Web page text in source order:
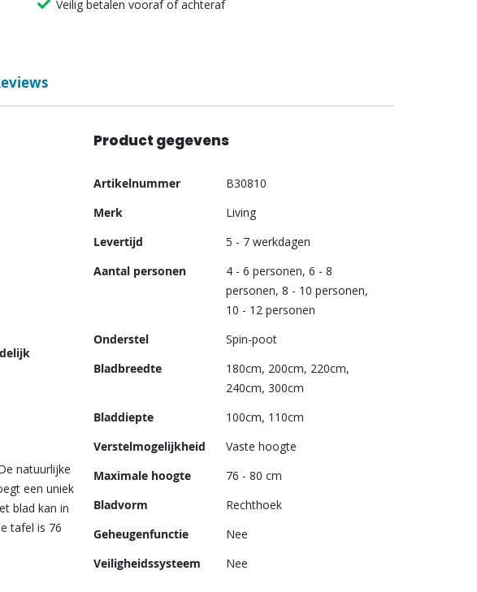
Veilig betalen vooraf of achteraf
natuurlijke
een uniek
blad kan in
tafel is 76
Product gegevens
Meer
Artikelnummer
B30810
Merk
Living
Levertijd
5 - 7 werkdagen
Aantal personen
4 - 6 personen, 6 - 8
personen, 8 - 10 personen,
10 - 12 personen
Onderstel
Spin-poot
Bladbreedte
180cm, 200cm, 220cm,
240cm, 300cm
Bladdiepte
100cm, 110cm
Verstelmogelijkheid
Vaste hoogte
Maximale hoogte
76 - 80 cm
Bladvorm
Rechthoek
Geheugenfunctie
Nee
Veiligheidssysteem
Nee